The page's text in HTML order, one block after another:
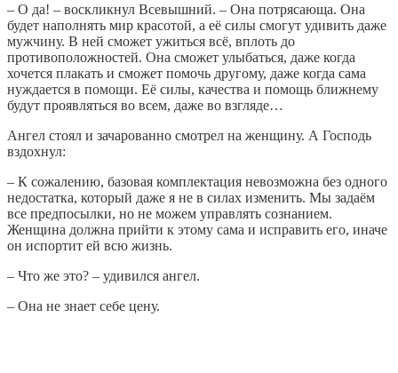
– О да! – воскликнул Всевышний. – Она потрясающа. Она
будет наполнять мир красотой, а её силы смогут удивить даже
мужчину. В ней сможет ужиться всё, вплоть до
противоположностей. Она сможет улыбаться, даже когда
хочется плакать и сможет помочь другому, даже когда сама
нуждается в помощи. Её силы, качества и помощь ближнему
будут проявляться во всем, даже во взгляде…
Ангел стоял и зачарованно смотрел на женщину. А Господь
вздохнул:
– К сожалению, базовая комплектация невозможна без одного
недостатка, который даже я не в силах изменить. Мы задаём
все предпосылки, но не можем управлять сознанием.
Женщина должна прийти к этому сама и исправить его, иначе
он испортит ей всю жизнь.
– Что же это? – удивился ангел.
– Она не знает себе цену.